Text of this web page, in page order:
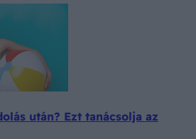
után? Ezt tanácsolja az